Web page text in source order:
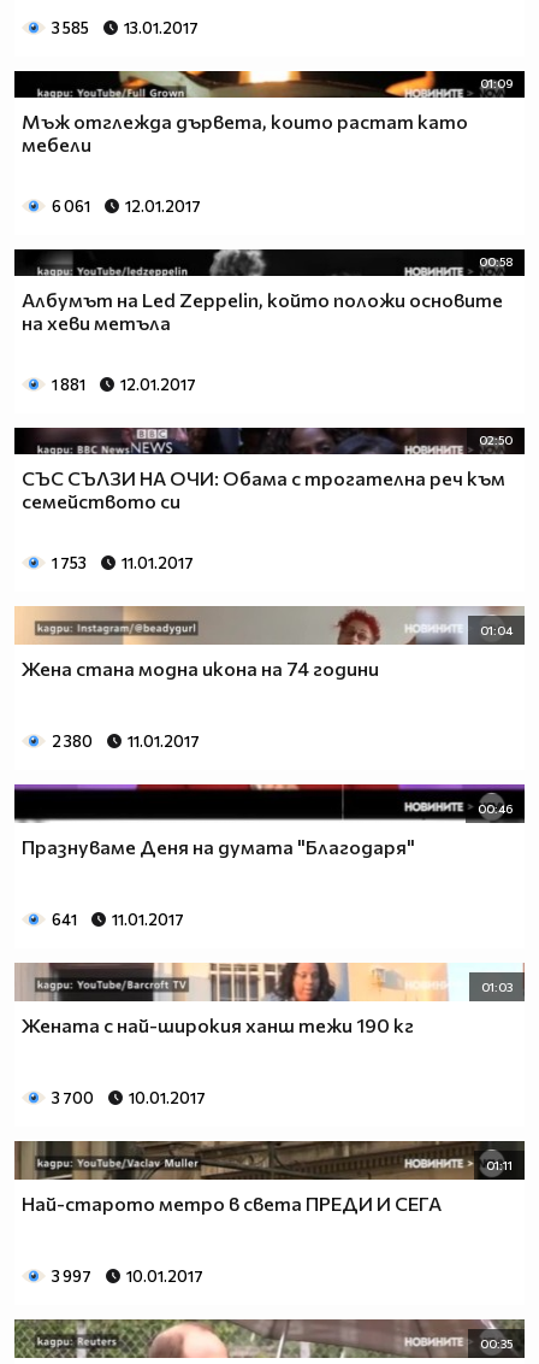
3 585 13.01.2017
01:09
Мъж отглежда дървета, които растат като
мебели
6 061 12.01.2017
00:58
Албумът на Led Zeppelin, който положи основите
на хеви метъла
1 881 12.01.2017
02:50
СЪС СЪЛЗИ НА ОЧИ: Обама с трогателна реч към
семейството си
1 753 11.01.2017
01:04
Жена стана модна икона на 74 години
2 380 11.01.2017
00:46
Празнуваме Деня на думата "Благодаря"
641 11.01.2017
01:03
Жената с най-широкия ханш тежи 190 кг
3 700 10.01.2017
01:11
Най-старото метро в света ПРЕДИ И СЕГА
3 997 10.01.2017
00:35